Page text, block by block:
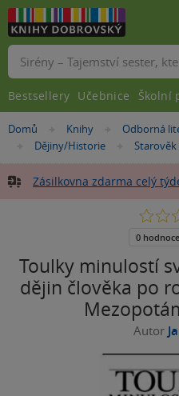
Nacházíte
Domů »Knihy »
Odborná
»
Dějiny/Historie »
Starověk
Zásilkovna zdarma celý
Toulky minulostí
dějin člověka po
Autor
0.0
5
0
Vyhledávání
Bestsellery Učebnice Školní